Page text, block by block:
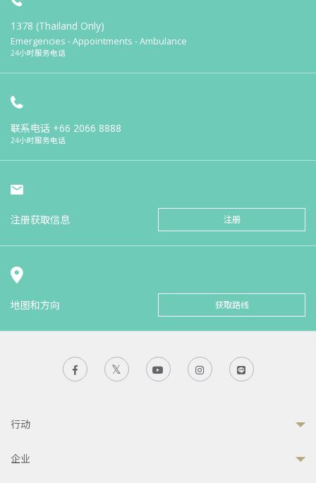
1378 (Thailand Only)
Emergencies - Appointments - Ambulance
24小时服务电话
联系电话 +66 2066 8888
24小时服务电话
注册获取信息 注册
地图和方向 获取路线
行动
企业